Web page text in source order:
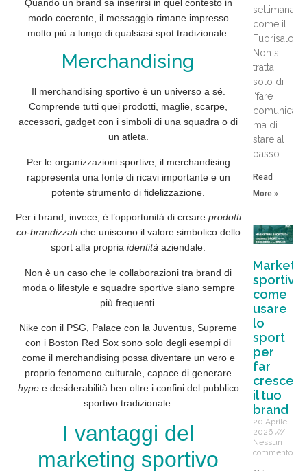
Quando un brand sa inserirsi in quel contesto in
modo coerente, il messaggio rimane impresso
molto più a lungo di qualsiasi spot tradizionale.
Merchandising
Il merchandising sportivo è un universo a sé.
Comprende tutti quei prodotti, maglie, scarpe,
accessori, gadget con i simboli di una squadra o di
un atleta.
Per le organizzazioni sportive, il merchandising
rappresenta una fonte di ricavi importante e un
potentestrumento di fidelizzazione
Per i brand, invece, è l’opportunità di creareprodotti
co-brandizzatiche uniscono il valore simbolico dello
sport alla propriaidentità aziendale.
Non è un caso che le collaborazioni tra brand di
moda o lifestyle e squadre sportive siano sempre
più frequenti.
Nike con il PSG, Palace con la Juventus, Supreme
con i Boston Red Sox sono solo degli esempi di
come il merchandising possa diventare un vero e
propriofenomeno culturale , capace di generare
hypee desiderabilità ben oltre i confini del pubblico
sportivo tradizionale.
I vantaggi del
marketing sportivo
settimana
come il
Fuorisalone.
Non si
tratta
solo di
“fare
ma di
stare al
passo
Read
More »
sportivo:
come
usare
lo
sport
per
far
crescere
il tuo
brand
20 Aprile
2026
Nessun
commento